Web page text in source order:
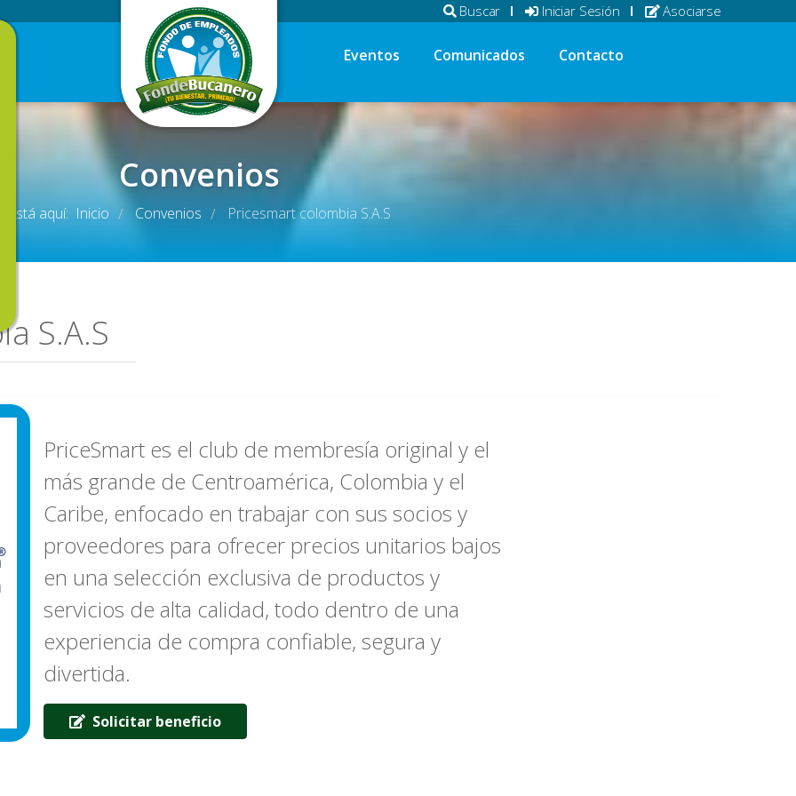
Buscar Iniciar Sesión Asociarse
Eventos Comunicados Contacto
Convenios
Está aquí: Inicio / Convenios / Pricesmart colombia S.A.S
S.A.S
PriceSmart es el club de membresía original y el
más grande de Centroamérica, Colombia y el
Caribe, enfocado en trabajar con sus socios y
proveedores para ofrecer precios unitarios bajos
en una selección exclusiva de productos y
servicios de alta calidad, todo dentro de una
experiencia de compra confiable, segura y
divertida.
Solicitar beneficio